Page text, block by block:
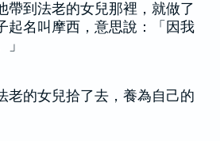
帶到法老的女兒那裡，就做了
起名叫摩西，意思說：「因我
老的女兒拾了去，養為自己的